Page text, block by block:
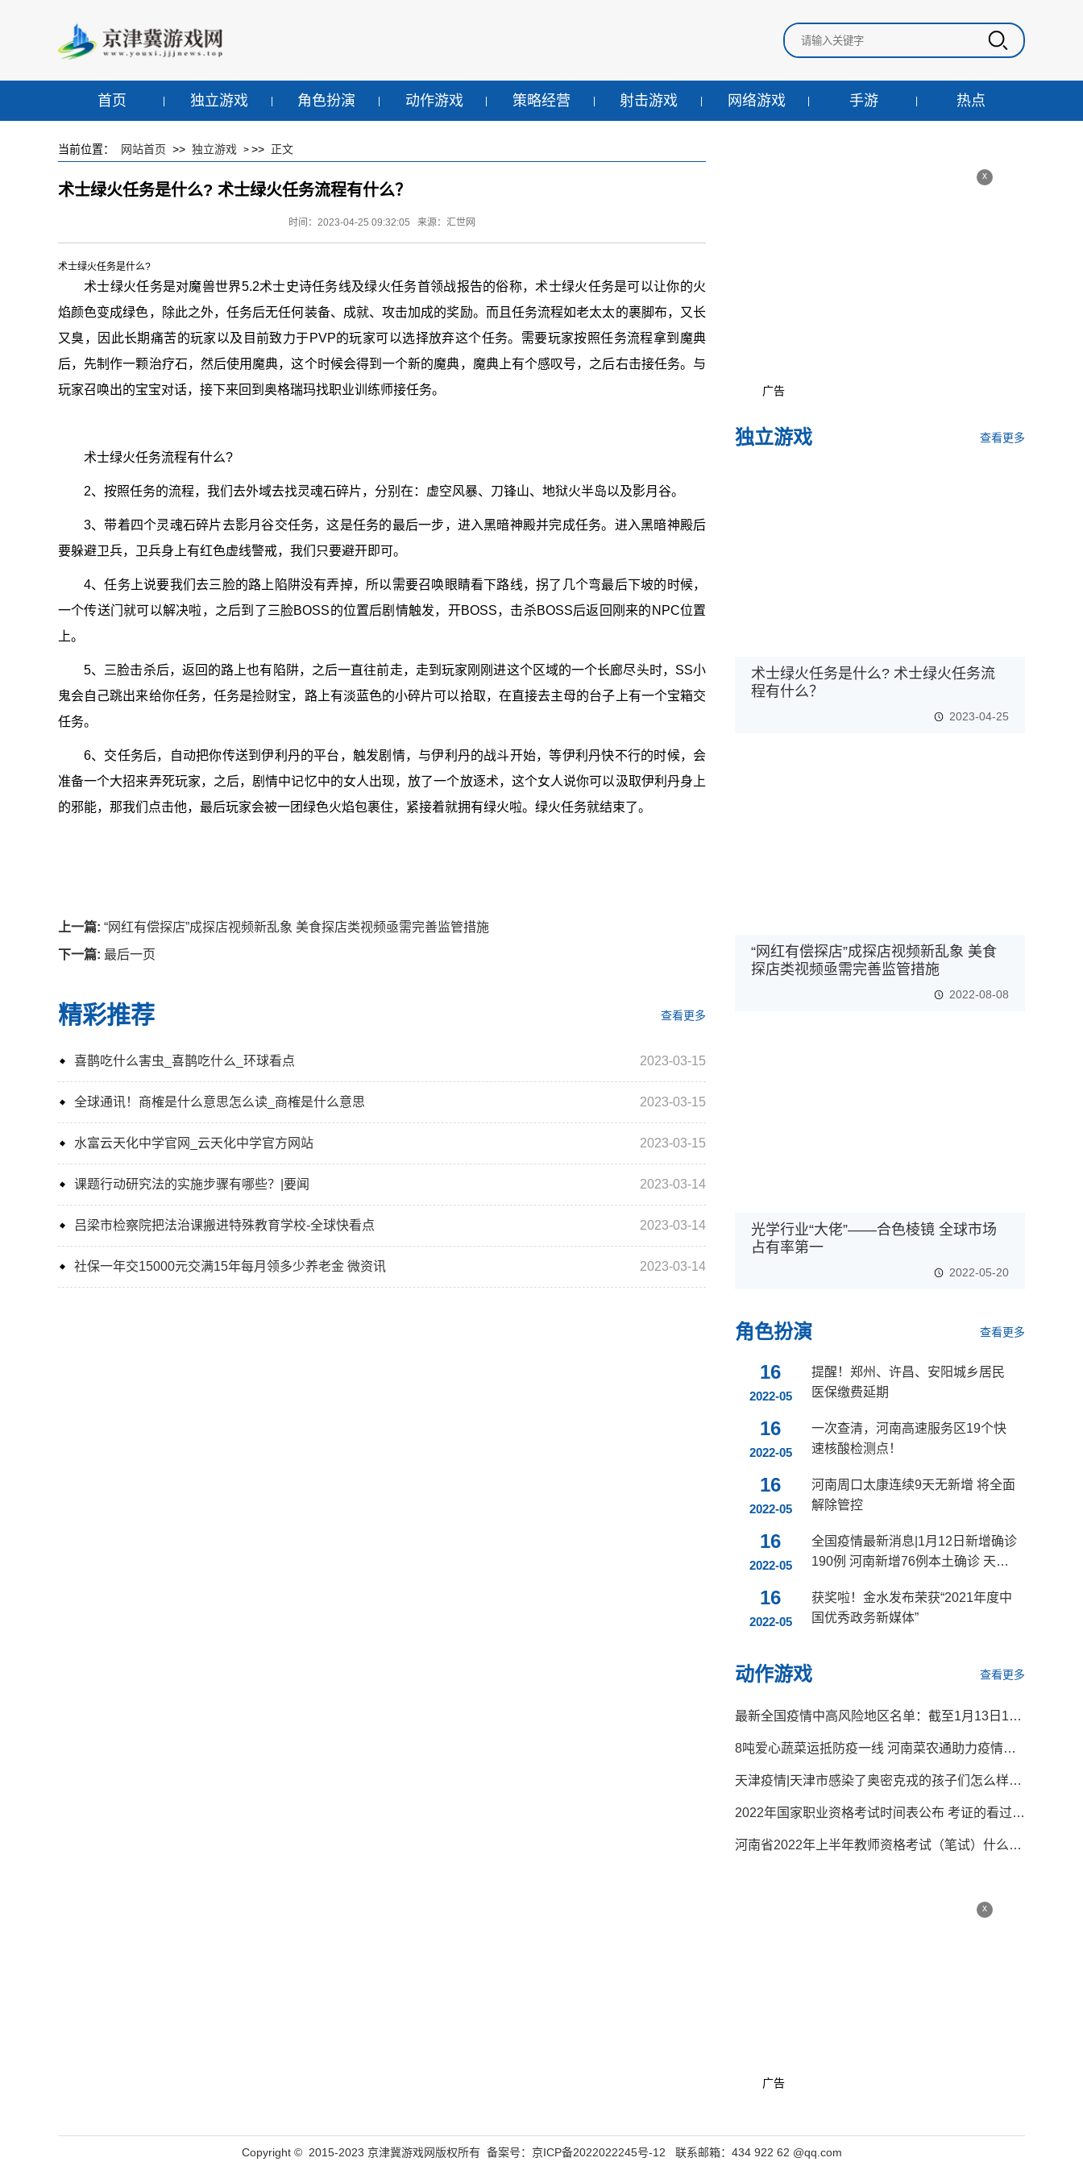
首页 独立游戏 角色扮演 动作游戏 策略经营 射击游戏 网络游戏 手游 热点
当前位置： 网站首页 >> 独立游戏 > >> 正文
术士绿火任务是什么? 术士绿火任务流程有什么？
时间：2023-04-25 09:32:05 来源：汇世网
术士绿火任务是什么?
术士绿火任务是对魔兽世界5.2术士史诗任务线及绿火任务首领战报告的俗称，术士绿火任务是可以让你的火
焰颜色变成绿色，除此之外，任务后无任何装备、成就、攻击加成的奖励。而且任务流程如老太太的裹脚布，又长
又臭，因此长期痛苦的玩家以及目前致力于PVP的玩家可以选择放弃这个任务。需要玩家按照任务流程拿到魔典
后，先制作一颗治疗石，然后使用魔典，这个时候会得到一个新的魔典，魔典上有个感叹号，之后右击接任务。与
玩家召唤出的宝宝对话，接下来回到奥格瑞玛找职业训练师接任务。
术士绿火任务流程有什么?
2、按照任务的流程，我们去外域去找灵魂石碎片，分别在：虚空风暴、刀锋山、地狱火半岛以及影月谷。
3、带着四个灵魂石碎片去影月谷交任务，这是任务的最后一步，进入黑暗神殿并完成任务。进入黑暗神殿后
要躲避卫兵，卫兵身上有红色虚线警戒，我们只要避开即可。
4、任务上说要我们去三脸的路上陷阱没有弄掉，所以需要召唤眼睛看下路线，拐了几个弯最后下坡的时候，
一个传送门就可以解决啦，之后到了三脸BOSS的位置后剧情触发，开BOSS，击杀BOSS后返回刚来的NPC位置
上。
5、三脸击杀后，返回的路上也有陷阱，之后一直往前走，走到玩家刚刚进这个区域的一个长廊尽头时，SS小
鬼会自己跳出来给你任务，任务是捡财宝，路上有淡蓝色的小碎片可以拾取，在直接去主母的台子上有一个宝箱交
任务。
6、交任务后，自动把你传送到伊利丹的平台，触发剧情，与伊利丹的战斗开始，等伊利丹快不行的时候，会
准备一个大招来弄死玩家，之后，剧情中记忆中的女人出现，放了一个放逐术，这个女人说你可以汲取伊利丹身上
的邪能，那我们点击他，最后玩家会被一团绿色火焰包裹住，紧接着就拥有绿火啦。绿火任务就结束了。
上一篇: “网红有偿探店”成探店视频新乱象 美食探店类视频亟需完善监管措施
下一篇: 最后一页
精彩推荐 查看更多
喜鹊吃什么害虫_喜鹊吃什么_环球看点 2023-03-15
全球通讯！商榷是什么意思怎么读_商榷是什么意思 2023-03-15
水富云天化中学官网_云天化中学官方网站 2023-03-15
课题行动研究法的实施步骤有哪些？|要闻 2023-03-14
吕梁市检察院把法治课搬进特殊教育学校-全球快看点 2023-03-14
社保一年交15000元交满15年每月领多少养老金 微资讯 2023-03-14
x
广告
独立游戏 查看更多
术士绿火任务是什么? 术士绿火任务流
程有什么？
2023-04-25
“网红有偿探店”成探店视频新乱象 美食
探店类视频亟需完善监管措施
2022-08-08
光学行业“大佬”——合色棱镜 全球市场
占有率第一
2022-05-20
角色扮演 查看更多
16
2022-05
提醒！郑州、许昌、安阳城乡居民
医保缴费延期
16
2022-05
一次查清，河南高速服务区19个快
速核酸检测点！
16
2022-05
河南周口太康连续9天无新增 将全面
解除管控
16
2022-05
全国疫情最新消息|1月12日新增确诊
190例 河南新增76例本土确诊 天津
16
2022-05
获奖啦！金水发布荣获“2021年度中
国优秀政务新媒体”
动作游戏 查看更多
最新全国疫情中高风险地区名单：截至1月13日16时，共86个
8吨爱心蔬菜运抵防疫一线 河南菜农通助力疫情防控
天津疫情|天津市感染了奥密克戎的孩子们怎么样了？
2022年国家职业资格考试时间表公布 考证的看过来！
河南省2022年上半年教师资格考试（笔试）什么时候报名？原计划1月14日延迟
x
广告
Copyright © 2015-2023 京津冀游戏网版权所有 备案号： 京ICP备2022022245号-12 联系邮箱：434 922 62 @qq.com